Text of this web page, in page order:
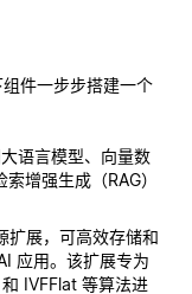
件一步步搭建一个
语言模型、向量数
增强生成（RAG）
扩展，可高效存储和
应用。该扩展专为
IVFFlat 等算法进